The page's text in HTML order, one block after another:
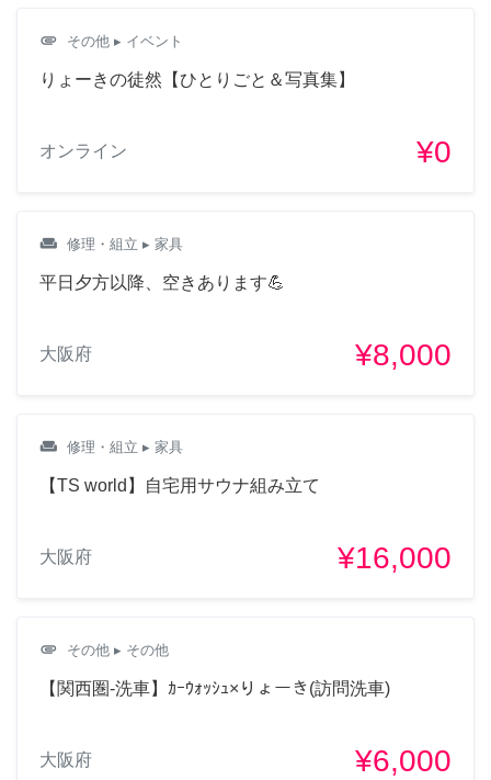
attachment その他 ▸ イベント
りょーきの徒然【ひとりごと＆写真集】
オンライン ¥0
weekend 修理・組立 ▸ 家具
平日夕方以降、空きあります💪
大阪府 ¥8,000
weekend 修理・組立 ▸ 家具
【TS world】自宅用サウナ組み立て
大阪府 ¥16,000
attachment その他 ▸ その他
【関西圏-洗車】ｶｰｳｫｯｼｭ×りょーき(訪問洗車)
大阪府 ¥6,000